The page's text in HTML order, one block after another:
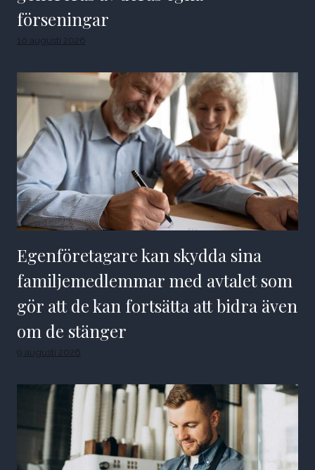
förseningar
10 augusti 2026
Egenföretagare kan skydda sina
familjemedlemmar med avtalet som
gör att de kan fortsätta att bidra även
om de stänger
9 augusti 2026